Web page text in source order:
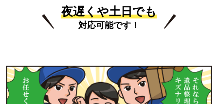
夜遅くや土日でも
対応可能です！